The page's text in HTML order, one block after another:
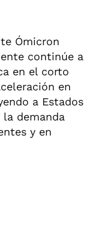
Ómicron
continúe a
en el corto
en
a Estados
demanda
y en